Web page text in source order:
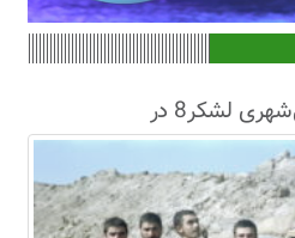
مصاحبۀ رزمندگان خمینی‌شهری لشکر8 در